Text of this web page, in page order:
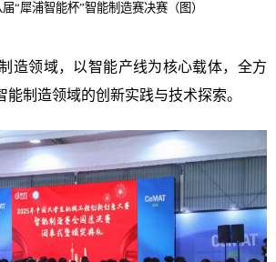
“犀浦智能杯”智能制造赛决赛（图）
领域，以智能产线为核心载体，全方
能制造领域的创新实践与技术探索。